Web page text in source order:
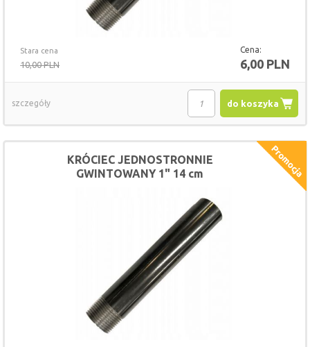
Stara cena
10,00 PLN
Cena:
6,00 PLN
do koszyka
szczegóły
KRÓCIEC JEDNOSTRONNIE
GWINTOWANY 1" 14 cm